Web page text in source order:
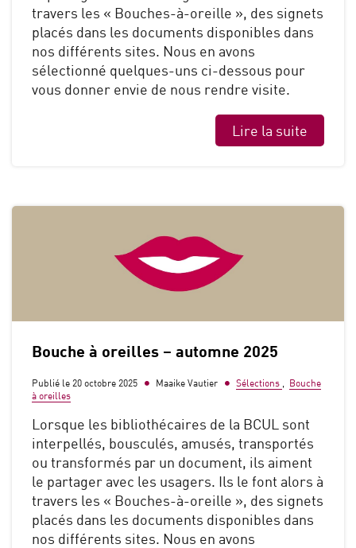
travers les « Bouches-à-oreille », des signets
placés dans les documents disponibles dans
nos différents sites. Nous en avons
sélectionné quelques-uns ci-dessous pour
vous donner envie de nous rendre visite.
Lire la suite
Bouche à oreilles – automne 2025
Publié le 20 octobre 2025 Maaike Vautier Sélections , Bouche
à oreilles
Lorsque les bibliothécaires de la BCUL sont
interpellés, bousculés, amusés, transportés
ou transformés par un document, ils aiment
le partager avec les usagers. Ils le font alors à
travers les « Bouches-à-oreille », des signets
placés dans les documents disponibles dans
nos différents sites. Nous en avons